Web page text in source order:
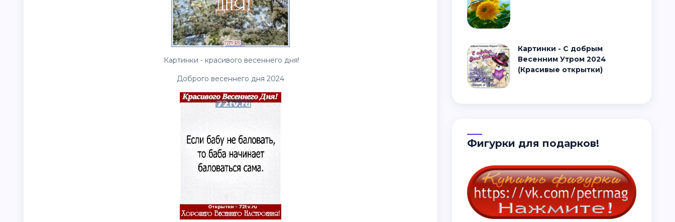
Картинки - красивого весеннего дня!
Доброго весеннего дня 2024
Картинки - С добрым
Весенним Утром 2024
(Красивые открытки)
Фигурки для подарков!